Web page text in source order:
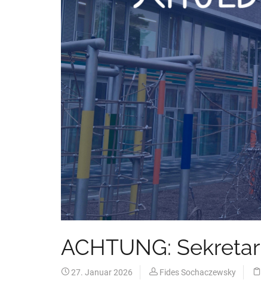
ACHTUNG:
27. Januar 2026 Fides Sochaczewsky